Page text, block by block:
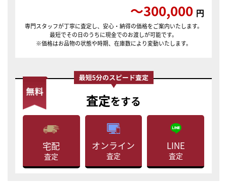
〜300,000 円
専門スタッフが丁寧に査定し、安心・納得の価格をご案内いたします。
最短でその日のうちに現金でのお渡しが可能です。
※価格はお品物の状態や時期、在庫数により変動いたします。
査定をする
宅配
査定
オンライン
査定
LINE
査定